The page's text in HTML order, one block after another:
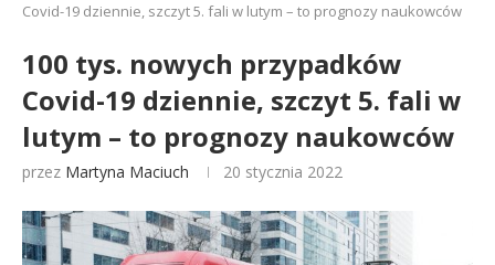
Covid-19 dziennie, szczyt 5. fali w lutym – to prognozy naukowców
100 tys. nowych przypadków
Covid-19 dziennie, szczyt 5. fali w
lutym – to prognozy naukowców
przez Martyna Maciuch 20 stycznia 2022